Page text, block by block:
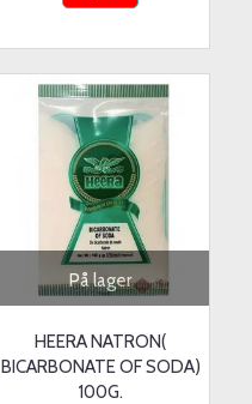
På lager
HEERA NATRON(
BICARBONATE OF SODA)
100G.